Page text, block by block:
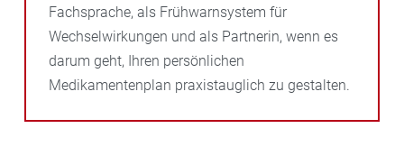
Fachsprache, als Frühwarnsystem für
Wechselwirkungen und als Partnerin, wenn es
darum geht, Ihren persönlichen
Medikamentenplan praxistauglich zu gestalten.